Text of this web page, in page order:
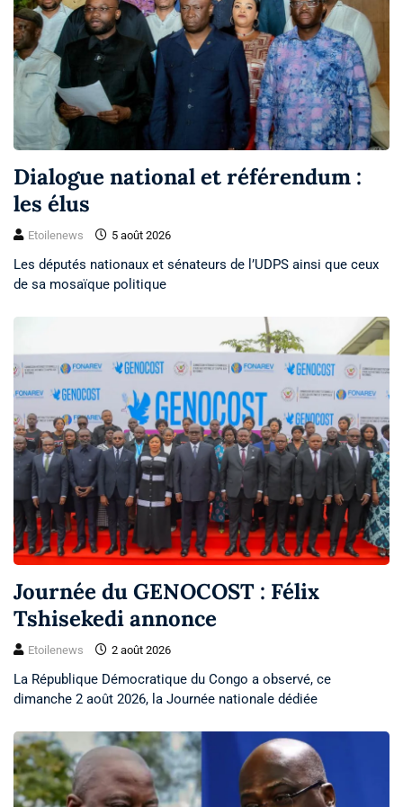
Dialogue national et référendum :
les élus
Etoilenews 5 août 2026
Les députés nationaux et sénateurs de l’UDPS ainsi que ceux
de sa mosaïque politique
Journée du GENOCOST : Félix
Tshisekedi annonce
Etoilenews 2 août 2026
La République Démocratique du Congo a observé, ce
dimanche 2 août 2026, la Journée nationale dédiée